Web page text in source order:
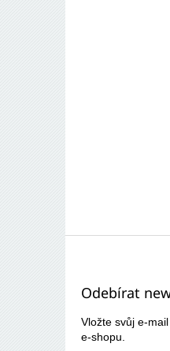
Odebírat
Vložte svůj e-
e-shopu.